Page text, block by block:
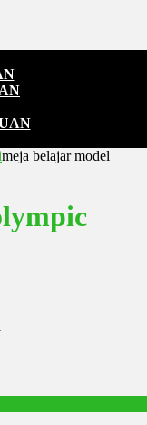
meja belajar model